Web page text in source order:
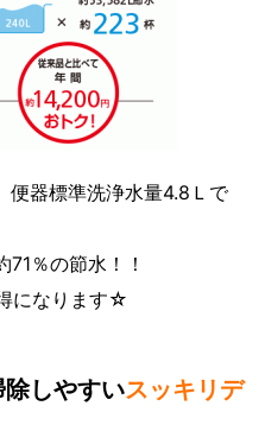
便器標準洗浄水量4.8Ｌで
％の節水！！
になります☆
しやすいスッキリデ